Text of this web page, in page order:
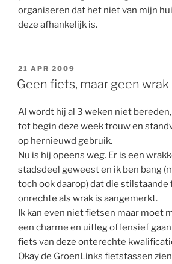
organiseren dat het niet van mijn
deze afhankelijk is.
GEPLAATST
OP
21 APR 2009
Geen fiets, maar geen wrak
Al wordt hij al 3 weken niet
tot begin deze week trouw en
op hernieuwd gebruik.
Nu is hij opeens weg. Er is een
stadsdeel geweest en ik ben bang
toch ook daarop) dat die
onrechte als wrak is aangemerkt.
Ik kan even niet fietsen maar moet
een charme en uitleg offensief
fiets van deze onterechte
Okay de GroenLinks fietstassen